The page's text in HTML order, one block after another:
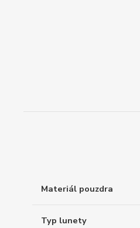
Materiál pouzdra
Typ lunety